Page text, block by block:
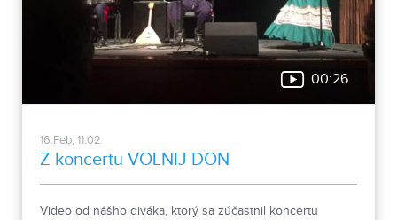
00:26
16.Feb, 11:02
Z koncertu VOLNIJ DON
Video od nášho diváka, ktorý sa zúčastnil koncertu